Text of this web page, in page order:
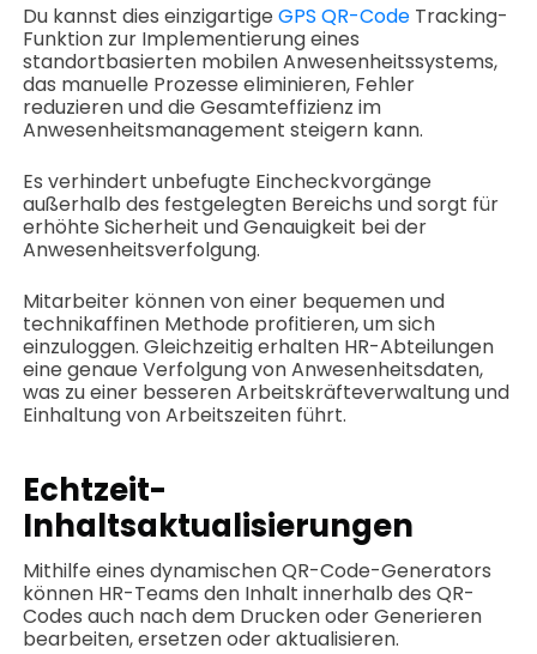
Du kannst dies einzigartige GPS QR-Code Tracking-
Funktion zur Implementierung eines
standortbasierten mobilen Anwesenheitssystems,
das manuelle Prozesse eliminieren, Fehler
reduzieren und die Gesamteffizienz im
Anwesenheitsmanagement steigern kann.
Es verhindert unbefugte Eincheckvorgänge
außerhalb des festgelegten Bereichs und sorgt für
erhöhte Sicherheit und Genauigkeit bei der
Anwesenheitsverfolgung.
Mitarbeiter können von einer bequemen und
technikaffinen Methode profitieren, um sich
einzuloggen. Gleichzeitig erhalten HR-Abteilungen
eine genaue Verfolgung von Anwesenheitsdaten,
was zu einer besseren Arbeitskräfteverwaltung und
Einhaltung von Arbeitszeiten führt.
Echtzeit-
Inhaltsaktualisierungen
Mithilfe eines dynamischen QR-Code-Generators
können HR-Teams den Inhalt innerhalb des QR-
Codes auch nach dem Drucken oder Generieren
bearbeiten, ersetzen oder aktualisieren.